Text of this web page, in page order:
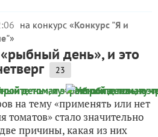
на конкурс «Конкурс "Я и
»
день», и это
23
на тему «применять или нет
стало значительно
причины, какая из них